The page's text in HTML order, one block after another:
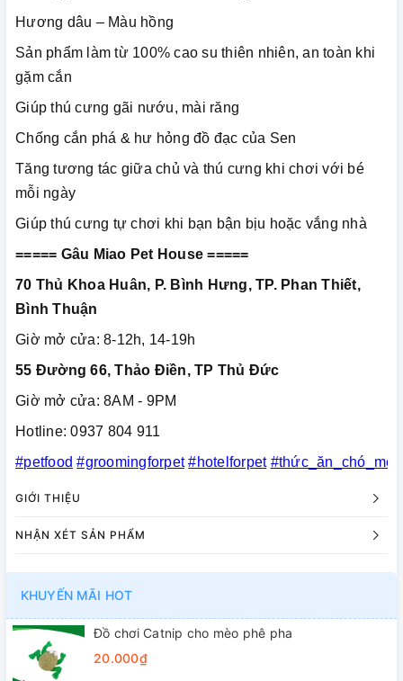
Hương dâu – Màu hồng
Sản phẩm làm từ 100% cao su thiên nhiên, an toàn khi
gặm cắn
Giúp thú cưng gãi nướu, mài răng
Chống cắn phá & hư hỏng đồ đạc của Sen
Tăng tương tác giữa chủ và thú cưng khi chơi với bé
mỗi ngày
Giúp thú cưng tự chơi khi bạn bận bịu hoặc vắng nhà
===== Gâu Miao Pet House =====
70 Thủ Khoa Huân, P. Bình Hưng, TP. Phan Thiết,
Bình Thuận
Giờ mở cửa: 8-12h, 14-19h
55 Đường 66, Thảo Điền, TP Thủ Đức
Giờ mở cửa: 8AM - 9PM
Hotline: 0937 804 911
#petfood #groomingforpet #hotelforpet #thức_ăn_chó_mèo
GIỚI THIỆU
NHẬN XÉT SẢN PHẨM
KHUYẾN MÃI HOT
Đồ chơi Catnip cho mèo phê pha
20.000₫